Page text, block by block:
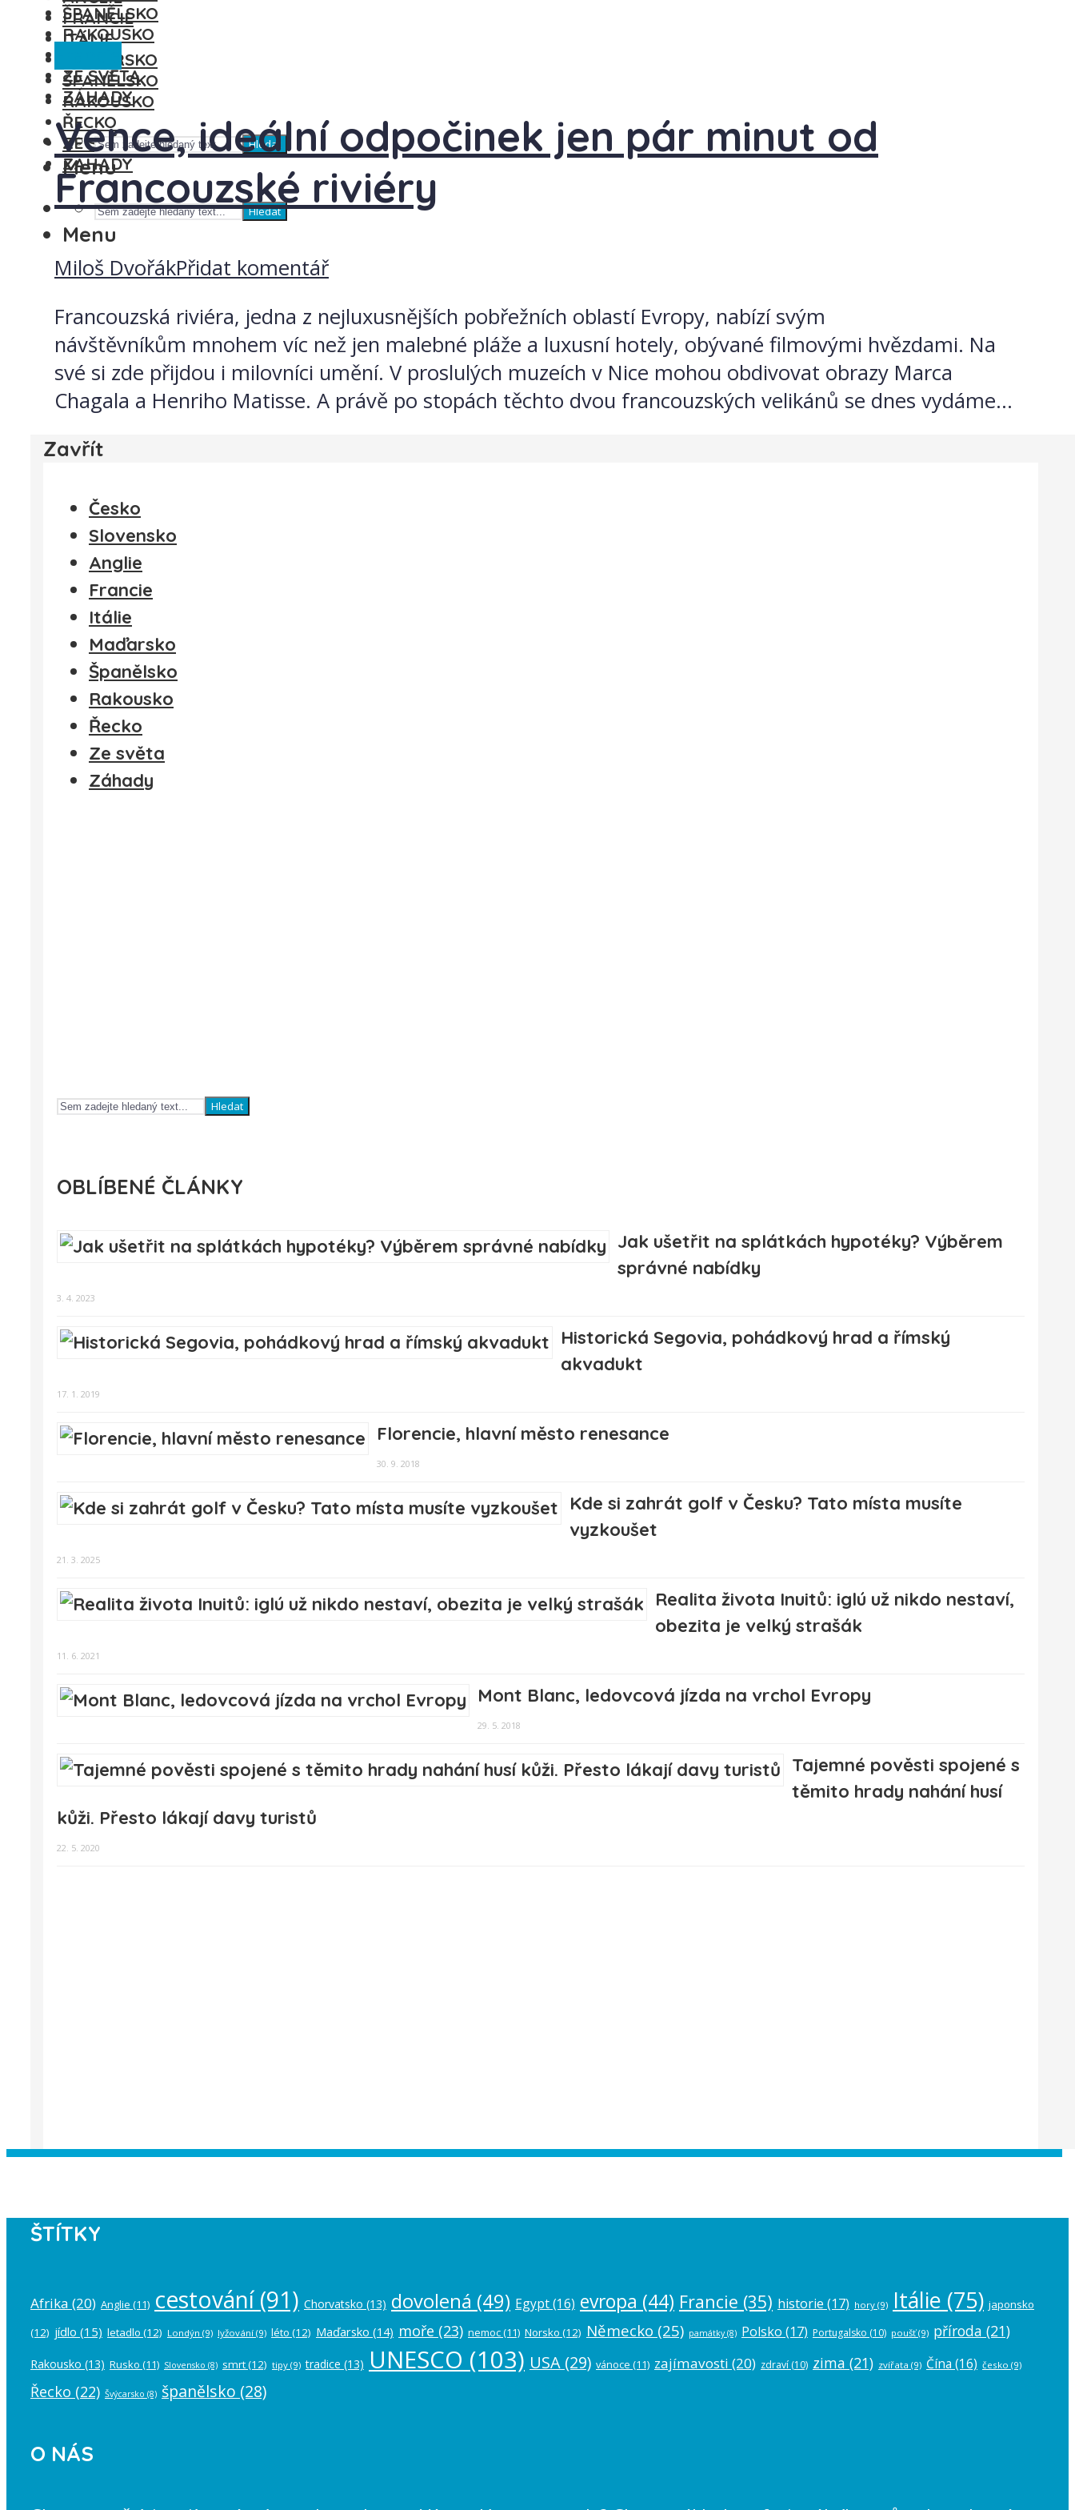
FRANCIE
ITÁLIE
MAĎARSKO
ŠPANĚLSKO
RAKOUSKO
ŘECKO
ZE SVĚTA
ZÁHADY
Hledat
Menu
ŠPANĚLSKO
RAKOUSKO
ZE SVĚTA
ZÁHADY
Hledat
Menu
Vence, ideální odpočinek jen pár minut od
Francouzské riviéry
Miloš DvořákPřidat komentář
Francouzská riviéra, jedna z nejluxusnějších pobřežních oblastí Evropy, nabízí svým
návštěvníkům mnohem víc než jen malebné pláže a luxusní hotely, obývané filmovými hvězdami. Na
své si zde přijdou i milovníci umění. V proslulých muzeích v Nice mohou obdivovat obrazy Marca
Chagala a Henriho Matisse. A právě po stopách těchto dvou francouzských velikánů se dnes vydáme...
Zavřít
Česko
Slovensko
Anglie
Francie
Itálie
Maďarsko
Španělsko
Rakousko
Řecko
Ze světa
Záhady
Hledat
OBLÍBENÉ ČLÁNKY
Jak ušetřit na splátkách hypotéky? Výběrem
správné nabídky
3. 4. 2023
Historická Segovia, pohádkový hrad a římský
akvadukt
17. 1. 2019
Florencie, hlavní město renesance
30. 9. 2018
Kde si zahrát golf v Česku? Tato místa musíte
vyzkoušet
21. 3. 2025
Realita života Inuitů: iglú už nikdo nestaví,
obezita je velký strašák
11. 6. 2021
Mont Blanc, ledovcová jízda na vrchol Evropy
29. 5. 2018
Tajemné pověsti spojené s
těmito hrady nahání husí
kůži. Přesto lákají davy turistů
22. 5. 2020
ŠTÍTKY
Afrika (20) Anglie (11) cestování(91) Chorvatsko (13) dovolená (49) Egypt(16) evropa (44) Francie (35) historie (17) hory (9) Itálie (75) japonsko
(12) jídlo (15) letadlo (12) Londýn (9) lyžování (9) léto (12) Maďarsko (14) moře (23) nemoc(11) Norsko (12) Německo (25) památky(8) Polsko (17) Portugalsko (10) poušť(9) příroda (21)
Rakousko (13) Rusko (11) Slovensko (8) smrt(12) tipy (9) tradice (13) UNESCO (103) USA (29) vánoce (11) zajímavosti (20) zdraví (10) zima (21) zvířata (9) Čína (16) česko (9)
Řecko (22) Švýcarsko (8) španělsko (28)
O NÁS